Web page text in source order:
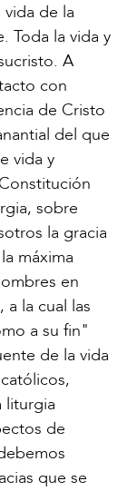
de la
Toda la vida y
A
con
de Cristo
del que
vida y
sobre
la gracia
máxima
en
la cual las
a su fin"
de la vida
liturgia
de
que se